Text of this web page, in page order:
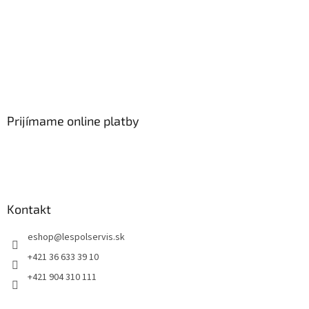
Prijímame online platby
Kontakt
eshop@lespolservis.sk
+421 36 633 39 10
+421 904 310 111